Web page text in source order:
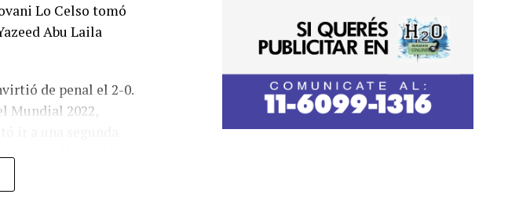
Lo Celso tomó
Abu Laila
de penal el 2-0.
Mundial 2022,
llevando una